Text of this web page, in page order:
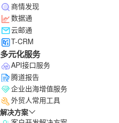
商情发现
数据通
云邮通
T-CRM
多元化服务
API接口服务
腾道报告
企业出海增值服务
外贸人常用工具
解决方案